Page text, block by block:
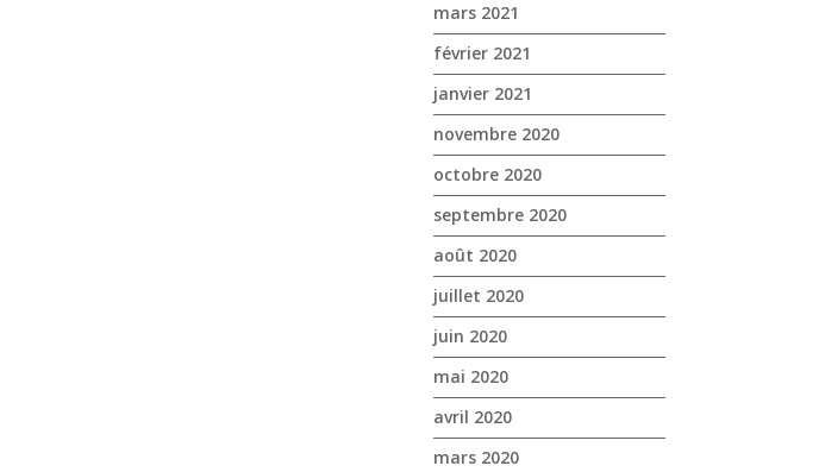
mars 2021
février 2021
janvier 2021
novembre 2020
octobre 2020
septembre 2020
août 2020
juillet 2020
juin 2020
mai 2020
avril 2020
mars 2020